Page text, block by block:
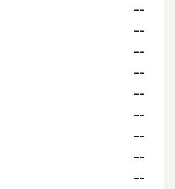
--
--
--
--
--
--
--
--
--